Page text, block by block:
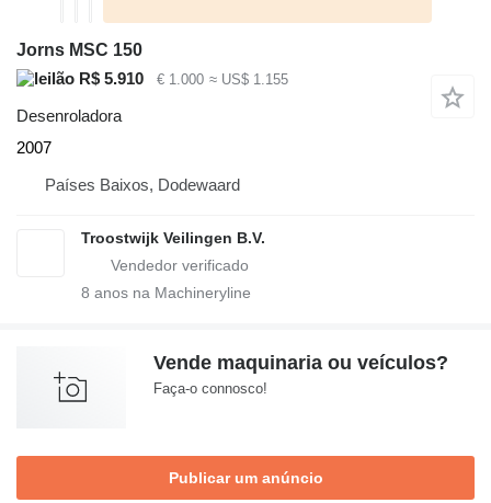
Jorns MSC 150
R$ 5.910
€ 1.000 ≈ US$ 1.155
Desenroladora
2007
Países Baixos, Dodewaard
Troostwijk Veilingen B.V.
8 anos na Machineryline
Vende maquinaria ou veículos?
Faça-o connosco!
Publicar um anúncio